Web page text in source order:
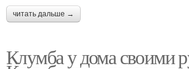
читать дальше →
Клумба у дома своими